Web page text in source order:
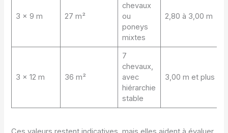
3 x 9 m 27 m²
chevaux
ou
poneys
mixtes
2,80 à 3,00 m
3 x 12 m 36 m²
7
chevaux,
avec
hiérarchie
stable
3,00 m et plus